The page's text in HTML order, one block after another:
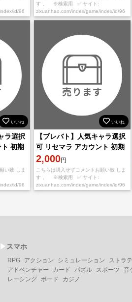
id/96
番号を
す 。 ※検索用 ✅ サイト:
zixuanhao.com/index/game/index/id/96
※お取引の流れ※ ①必ずご希望番号を
いいね
ラ選択
初期
い致 しま
id/96
番号を
いいね
【ブレバト】人気キャラ選択
可 リセマラ アカウント 初期
垢
2,000円
こちらは購入せずコメントお願い致 しま
す 。 ※検索用 ✅ サイト:
zixuanhao.com/index/game/index/id/96
※お取引の流れ※ ①必ずご希望番号を
▶︎ スマホ
RPG アクション シミュレーション
ストラ
アドベンチャー
カード パズル スポーツ
音
レーシング
ボード カジノ